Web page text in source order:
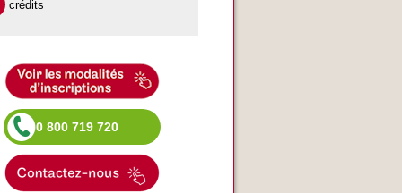
crédits
0 800 719 720